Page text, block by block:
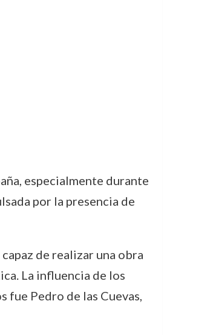
especialmente durante
por la presencia de
de realizar una obra
La influencia de los
fue Pedro de las Cuevas,